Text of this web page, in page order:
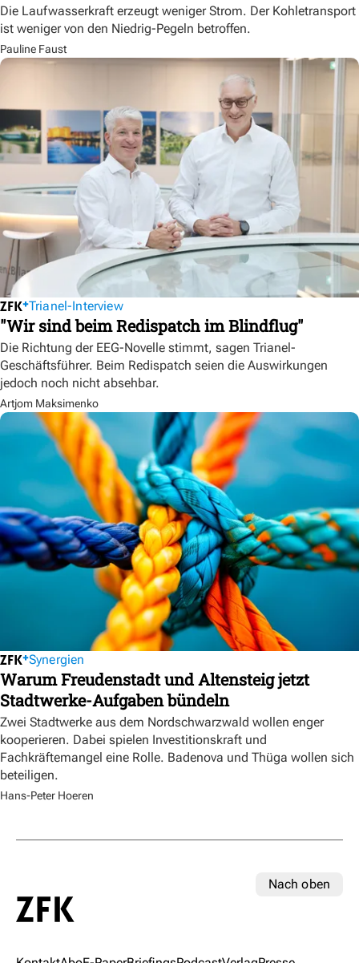
Die Laufwasserkraft erzeugt weniger Strom. Der Kohletransport
ist weniger von den Niedrig-Pegeln betroffen.
Pauline Faust
Trianel-Interview
"Wir sind beim Redispatch im Blindflug"
Die Richtung der EEG-Novelle stimmt, sagen Trianel-
Geschäftsführer. Beim Redispatch seien die Auswirkungen
jedoch noch nicht absehbar.
Artjom Maksimenko
Synergien
Warum Freudenstadt und Altensteig jetzt
Stadtwerke-Aufgaben bündeln
Zwei Stadtwerke aus dem Nordschwarzwald wollen enger
kooperieren. Dabei spielen Investitionskraft und
Fachkräftemangel eine Rolle. Badenova und Thüga wollen sich
beteiligen.
Hans-Peter Hoeren
Nach oben